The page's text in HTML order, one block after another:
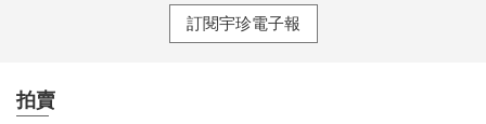
訂閱宇珍電子報
拍賣